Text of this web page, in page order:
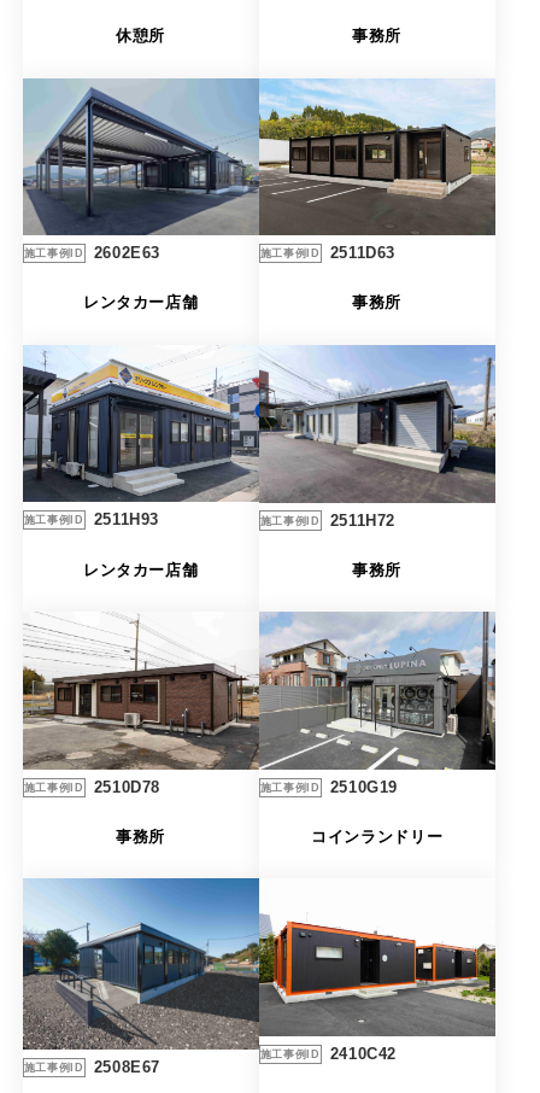
休憩所 事務所
施工事例ID 2602E63
レンタカー店舗
施工事例ID 2511D63
事務所
施工事例ID 2511H93
レンタカー店舗
施工事例ID 2511H72
事務所
施工事例ID 2510D78
事務所
施工事例ID 2510G19
コインランドリー
施工事例ID 2508E67
施工事例ID 2410C42